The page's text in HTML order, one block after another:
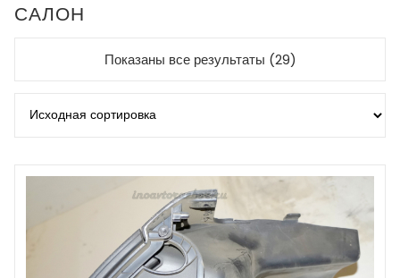
САЛОН
Показаны все результаты (29)